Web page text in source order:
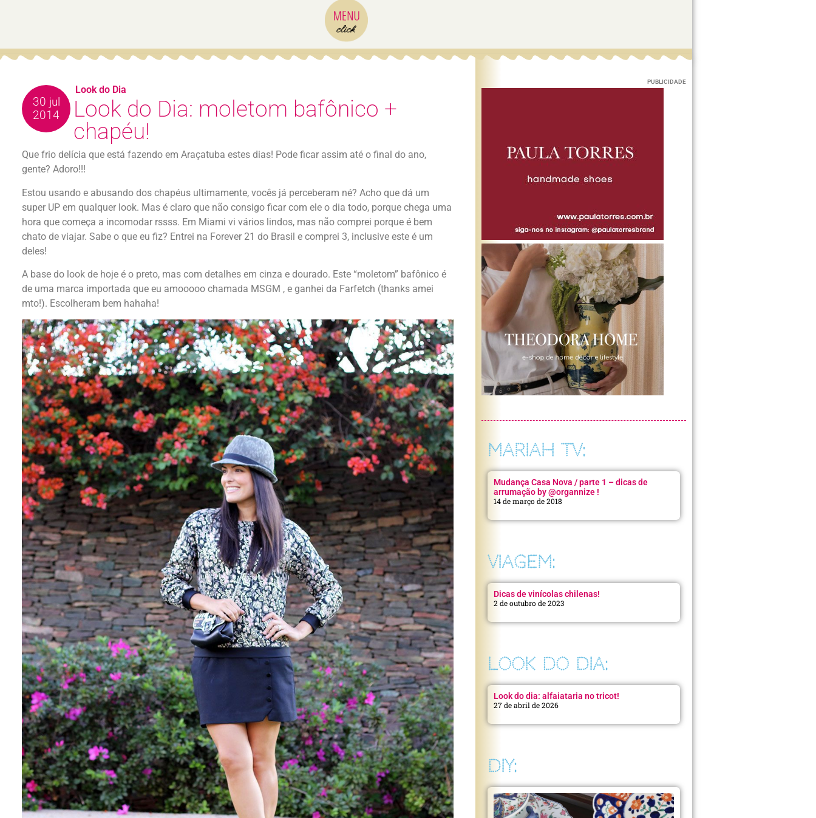
30 jul
2014
Look do Dia: moletom bafônico +
chapéu!
Que frio delícia que está fazendo em Araçatuba estes dias! Pode ficar assim até o final do ano,
gente? Adoro!!!
Estou usando e abusando dos chapéus ultimamente, vocês já perceberam né? Acho que dá um
super UP em qualquer look. Mas é claro que não consigo ficar com ele o dia todo, porque chega uma
hora que começa a incomodar rssss. Em Miami vi vários lindos, mas não comprei porque é bem
chato de viajar. Sabe o que eu fiz? Entrei na Forever 21 do Brasil e comprei 3, inclusive este é um
deles!
A base do look de hoje é o preto, mas com detalhes em cinza e dourado. Este “moletom” bafônico é
de uma marca importada que eu amooooo chamada MSGM , e ganhei da Farfetch (thanks amei
mto!). Escolheram bem hahaha!
Look do Dia
PUBLICIDADE
MARIAH TV:
Mudança Casa Nova / parte 1 – dicas de
arrumação by @organnize !
14 de março de 2018
VIAGEM:
Dicas de vinícolas chilenas!
2 de outubro de 2023
LOOK DO DIA:
Look do dia: alfaiataria no tricot!
27 de abril de 2026
DIY: